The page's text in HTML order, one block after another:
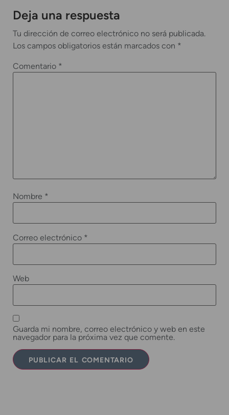
Deja una respuesta
Tu dirección de correo electrónico no será publicada.
Los campos obligatorios están marcados con *
Comentario *
Nombre *
Correo electrónico *
Web
Guarda mi nombre, correo electrónico y web en este
navegador para la próxima vez que comente.